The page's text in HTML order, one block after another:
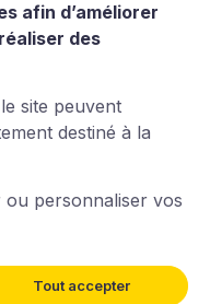
sous le numéro
de-France. La
catégorie : L.6313-
de confidentialité
afin d’améliorer
des
site peuvent
destiné à la
personnaliser vos
Tout accepter